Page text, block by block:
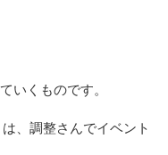
いくものです。
、調整さんでイベント